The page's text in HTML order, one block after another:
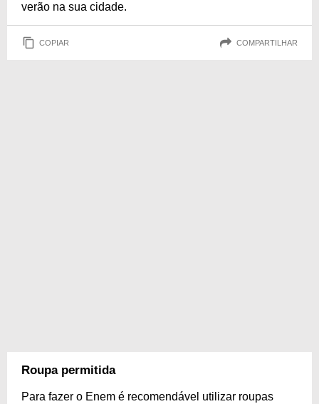
verão na sua cidade.
COPIAR COMPARTILHAR
Roupa permitida
Para fazer o Enem é recomendável utilizar roupas